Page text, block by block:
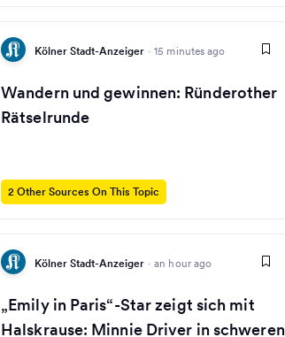
Kölner Stadt-Anzeiger · 15 minutes ago
Wandern und gewinnen: Ründerother
Rätselrunde
2 Other Sources On This Topic
Kölner Stadt-Anzeiger · an hour ago
„Emily in Paris“-Star zeigt sich mit
Halskrause: Minnie Driver in schweren